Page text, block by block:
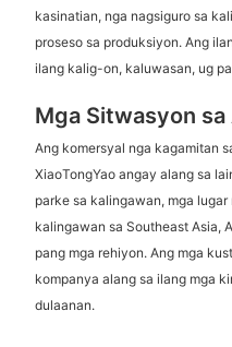
kasinatian, nga nagsiguro sa
proseso sa produksiyon. Ang
ilang kalig-on, kaluwasan, ug
Mga Sitwasyon
Ang komersyal nga kagamitan
XiaoTongYao angay alang sa
parke sa kalingawan, mga
kalingawan sa Southeast Asia,
pang mga rehiyon. Ang mga
kompanya alang sa ilang mga
dulaanan.